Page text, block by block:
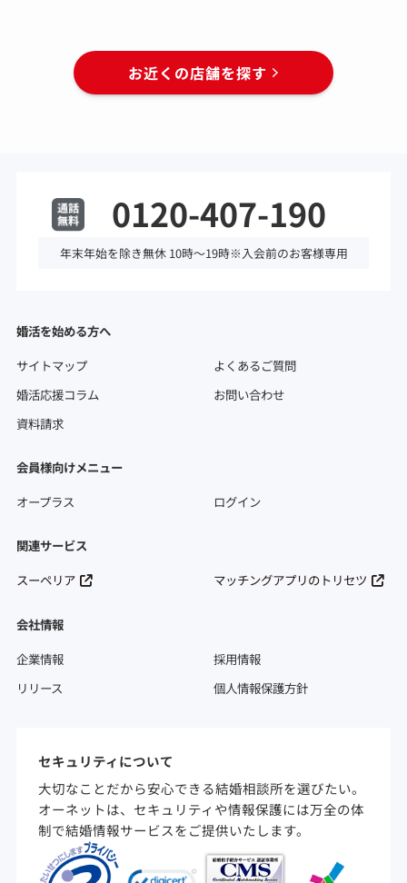
お近くの店舗を探す
0120-407-190
年末年始を除き無休 10時～19時※入会前のお客様専用
婚活を始める方へ
サイトマップ
よくあるご質問
婚活応援コラム
お問い合わせ
資料請求
会員様向けメニュー
オープラス
ログイン
関連サービス
スーペリア
マッチングアプリのトリセツ
会社情報
企業情報
採用情報
リリース
個人情報保護方針
セキュリティについて
大切なことだから安心できる結婚相談所を選びたい。
オーネットは、セキュリティや情報保護には万全の体
制で結婚情報サービスをご提供いたします。